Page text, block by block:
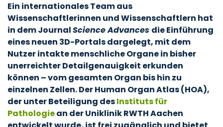
Ein internationales Team aus
Wissenschaftlerinnen und Wissenschaftlern hat
in dem JournalScience Advances die Einführung
eines neuen 3D-Portals dargelegt, mit dem
Nutzer intakte menschliche Organe in bisher
unerreichter Detailgenauigkeit erkunden
können – vom gesamten Organ bis hin zu
einzelnen Zellen. Der Human Organ Atlas (HOA),
der unter Beteiligung desInstituts für
Pathologiean der Uniklinik RWTH Aachen